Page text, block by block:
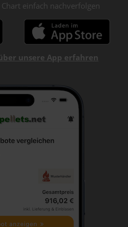
einfach nachverfolgen
unsere App erfahren